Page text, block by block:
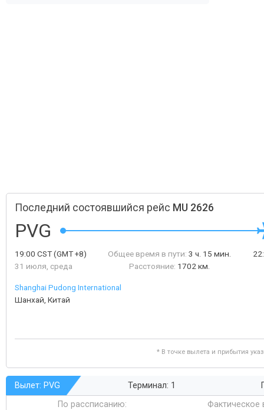
Последний состоявшийся рейс MU 2626
PVG
19:00 CST(GMT +8)
31 июля, среда
Общее время в пути: 3 ч. 15 мин.
Расстояние: 1702 км.
Shanghai Pudong International
Шанхай, Китай
* В точке вылета и прибытия
Вылет: PVG Терминал: 1
По рассписанию:
Фактическое